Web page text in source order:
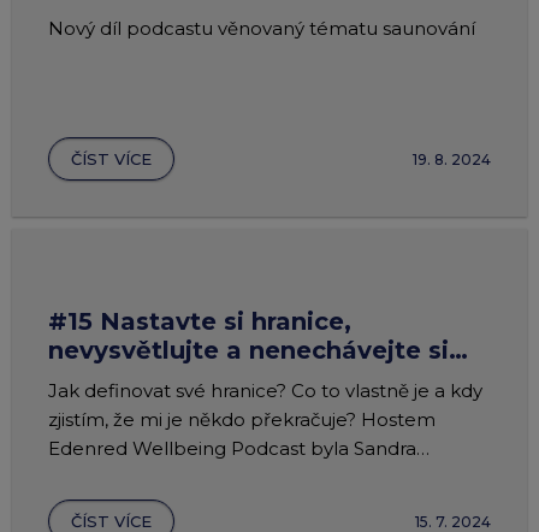
Nový díl podcastu věnovaný tématu saunování
ČÍST VÍCE 19. 8. 2024
#15 Nastavte si hranice,
nevysvětlujte a nenechávejte si
zadní vrátka
Jak definovat své hranice? Co to vlastně je a kdy
zjistím, že mi je někdo překračuje? Hostem
Edenred Wellbeing Podcast byla Sandra
ČÍST VÍCE 15. 7. 2024